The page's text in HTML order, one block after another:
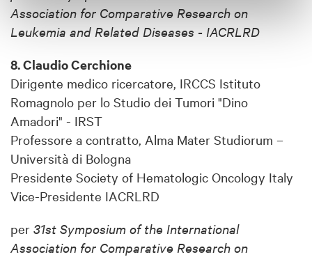
Association for Comparative Research on
Leukemia and Related Diseases - IACRLRD
8. Claudio Cerchione
Dirigente medico ricercatore, IRCCS Istituto
Romagnolo per lo Studio dei Tumori "Dino
Amadori" - IRST
Professore a contratto, Alma Mater Studiorum –
Università di Bologna
Presidente Society of Hematologic Oncology Italy
Vice-Presidente IACRLRD
per 31st Symposium of the International
Association for Comparative Research on